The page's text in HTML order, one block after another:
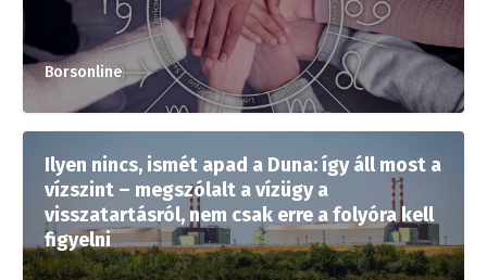
Borsonline
Ilyen nincs, ismét apad a Duna: így áll most a
vízszint – megszólalt a vízügy a
visszatartásról, nem csak erre a folyóra kell
figyelni